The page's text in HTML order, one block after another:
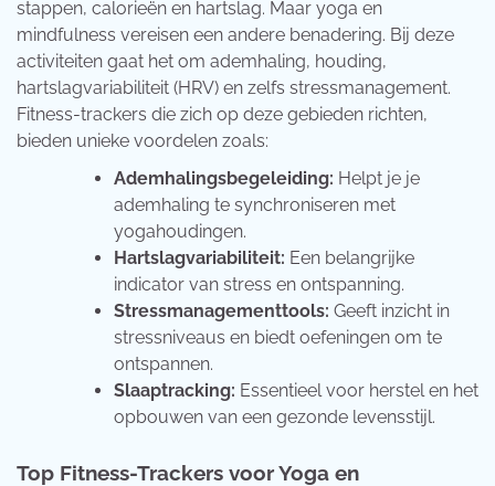
stappen, calorieën en hartslag. Maar yoga en
mindfulness vereisen een andere benadering. Bij deze
activiteiten gaat het om ademhaling, houding,
hartslagvariabiliteit (HRV) en zelfs stressmanagement.
Fitness-trackers die zich op deze gebieden richten,
bieden unieke voordelen zoals:
Ademhalingsbegeleiding: Helpt je je
ademhaling te synchroniseren met
yogahoudingen.
Hartslagvariabiliteit: Een belangrijke
indicator van stress en ontspanning.
Stressmanagementtools: Geeft inzicht in
stressniveaus en biedt oefeningen om te
ontspannen.
Slaaptracking: Essentieel voor herstel en het
opbouwen van een gezonde levensstijl.
Top Fitness-Trackers voor Yoga en